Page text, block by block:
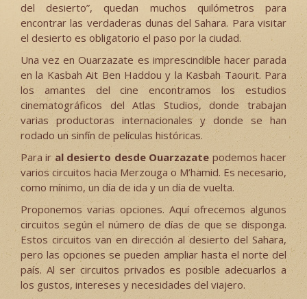
del desierto”, quedan muchos quilómetros para
encontrar las verdaderas dunas del Sahara. Para visitar
el desierto es obligatorio el paso por la ciudad.
Una vez en Ouarzazate es imprescindible hacer parada
en la Kasbah Ait Ben Haddou y la Kasbah Taourit. Para
los amantes del cine encontramos los estudios
cinematográficos del Atlas Studios, donde trabajan
varias productoras internacionales y donde se han
rodado un sinfín de películas históricas.
Para ir al desierto desde Ouarzazate podemos hacer
varios circuitos hacia Merzouga o M’hamid. Es necesario,
como mínimo, un día de ida y un día de vuelta.
Proponemos varias opciones. Aquí ofrecemos algunos
circuitos según el número de días de que se disponga.
Estos circuitos van en dirección al desierto del Sahara,
pero las opciones se pueden ampliar hasta el norte del
país. Al ser circuitos privados es posible adecuarlos a
los gustos, intereses y necesidades del viajero.